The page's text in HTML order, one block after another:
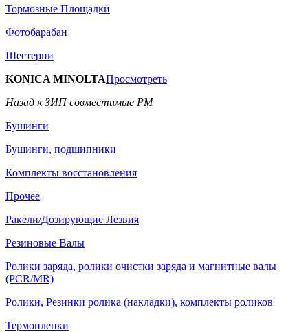
Тормозные Площадки
Фотобарабан
Шестерни
KONICA MINOLTAПросмотреть
Назад к ЗИП совместимые РМ
Бушинги
Бушинги, подшипники
Комплекты восстановления
Прочее
Ракели/Дозирующие Лезвия
Резиновые Валы
Ролики заряда, ролики очистки заряда и магнитные валы
(PCR/MR)
Ролики, Резинки ролика (накладки), комплекты роликов
Термопленки